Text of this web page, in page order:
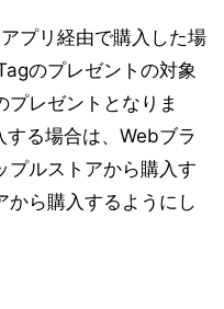
プリ経由で購入した場
のプレゼントの対象
レゼントとなりま
る場合は、Webブラ
プルストアから購入す
から購入するようにし